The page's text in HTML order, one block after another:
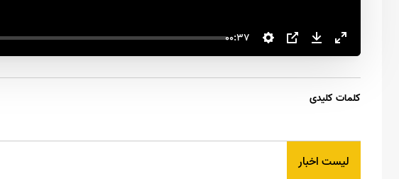
00:37
کلمات کلیدی
لیست اخبار